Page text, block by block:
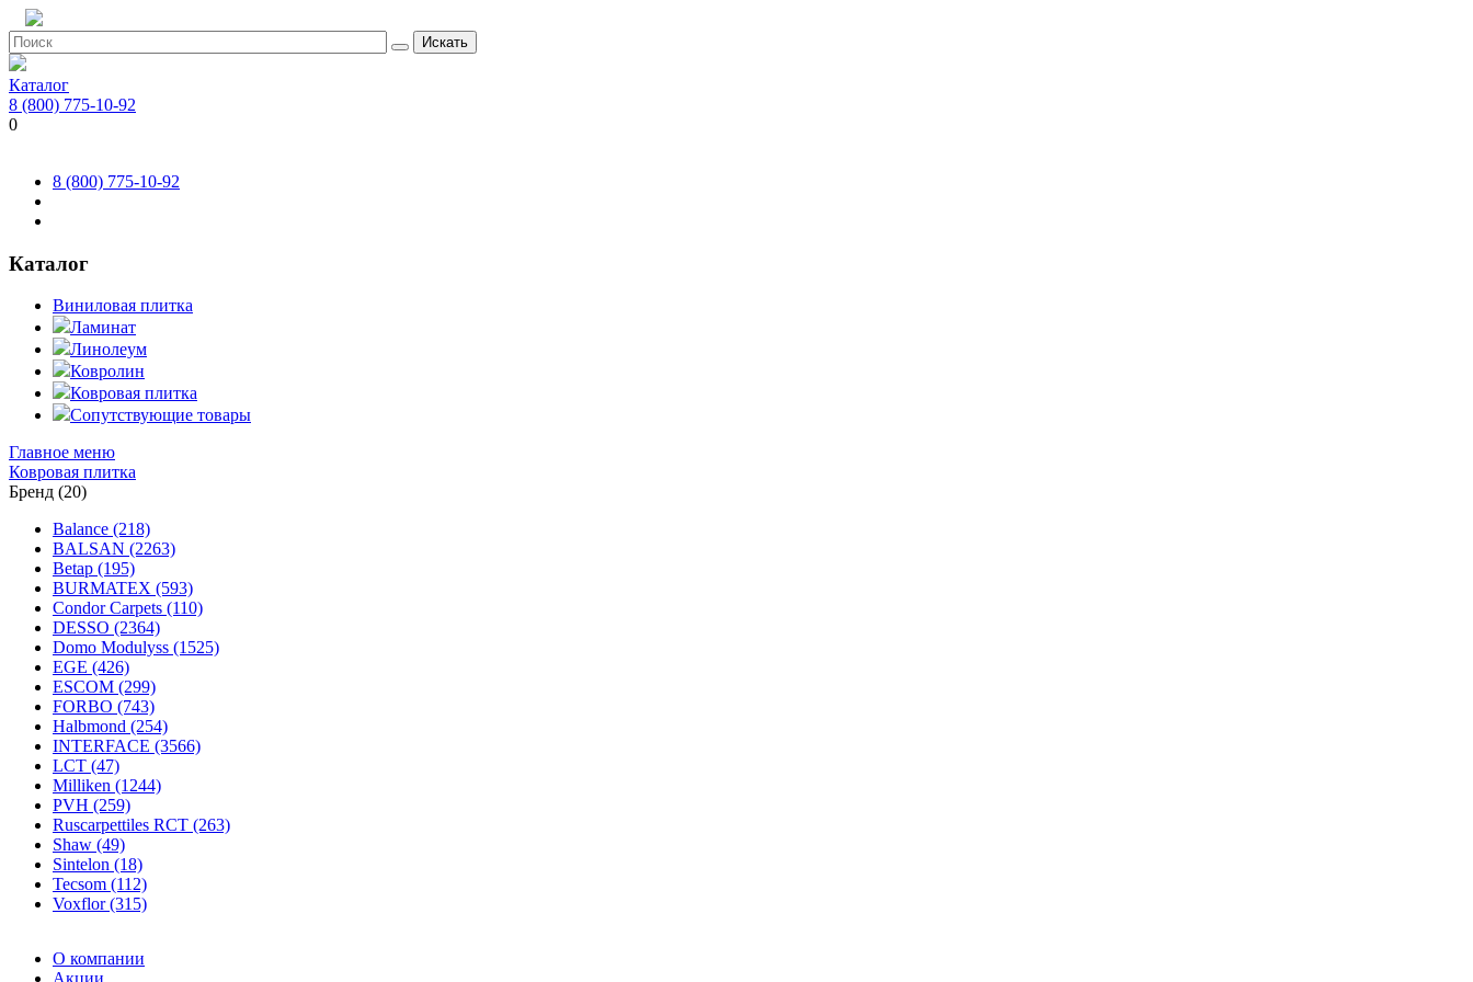
Искать
Каталог
8 (800) 775-10-92
0
8 (800) 775-10-92
Каталог
Виниловая плитка
Ламинат
Линолеум
Ковролин
Ковровая плитка
Сопутствующие товары
Главное меню
Ковровая плитка
Бренд (20)
Balance (218)
BALSAN (2263)
Betap (195)
BURMATEX (593)
Condor Carpets (110)
DESSO (2364)
Domo Modulyss (1525)
EGE (426)
ESCOM (299)
FORBO (743)
Halbmond (254)
INTERFACE (3566)
LCT (47)
Milliken (1244)
PVH (259)
Ruscarpettiles RCT (263)
Shaw (49)
Sintelon (18)
Tecsom (112)
Voxflor (315)
О компании